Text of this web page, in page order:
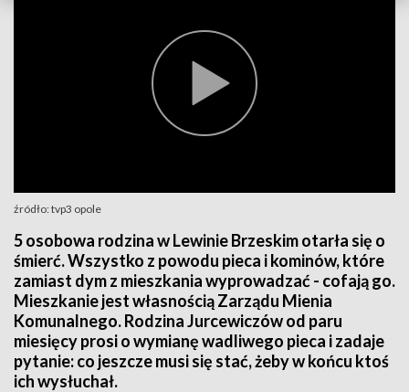
źródło: tvp3 opole
5 osobowa rodzina w Lewinie Brzeskim otarła się o
śmierć. Wszystko z powodu pieca i kominów, które
zamiast dym z mieszkania wyprowadzać - cofają go.
Mieszkanie jest własnością Zarządu Mienia
Komunalnego. Rodzina Jurcewiczów od paru
miesięcy prosi o wymianę wadliwego pieca i zadaje
pytanie: co jeszcze musi się stać, żeby w końcu ktoś
ich wysłuchał.